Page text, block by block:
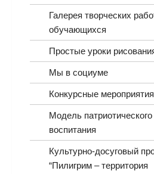
Галерея творческих
обучающихся
Простые уроки
Мы в социуме
Конкурсные мероприятия
Модель патриотического
воспитания
Культурно-досуговый
“Пилигрим – территория